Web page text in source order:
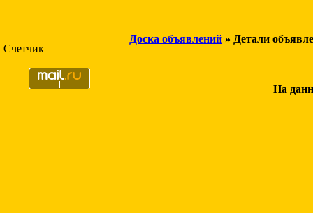
Счетчик
Доска объявлений » Детали
На